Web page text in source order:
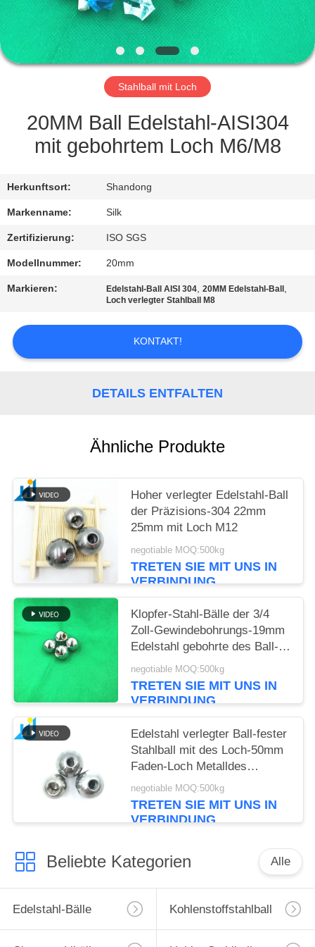
TRETEN
SIE
MIT
VERBINDUNG
NACHRICHTEN
FÄLLE
SIE
EIN
ZITAT
Stahlball mit Loch
20MM Ball Edelstahl-AISI304
mit gebohrtem Loch M6/M8
Herkunftsort: Shandong
Markenname: Silk
Zertifizierung: ISO SGS
Modellnummer: 20mm
Markieren: Edelstahl-Ball AISI 304,20MM Edelstahl-Ball ,
Loch verlegter Stahlball M8
KONTAKT!
DETAILS ENTFALTEN
Ähnliche Produkte
Hoher verlegter Edelstahl-Ball
der Präzisions-304 22mm
25mm mit Loch M12
negotiable MOQ:500kg
TRETEN SIE MIT UNS IN
VERBINDUNG
Klopfer-Stahl-Bälle der 3/4
Zoll-Gewindebohrungs-19mm
Edelstahl gebohrte des Ball-
negotiable MOQ:500kg
TRETEN SIE MIT UNS IN
VERBINDUNG
Edelstahl verlegter Ball-fester
Stahlball mit des Loch-50mm
Faden-Loch Metalldes
bereich-M16
negotiable MOQ:500kg
TRETEN SIE MIT UNS IN
VERBINDUNG
Beliebte Kategorien Alle
Edelstahl-Bälle Kohlenstoffstahlball